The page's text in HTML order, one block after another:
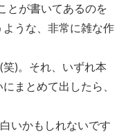
とが書いてあるのを
うな、非常に雑な作
)。それ、いずれ本
まとめて出したら、
いかもしれないです